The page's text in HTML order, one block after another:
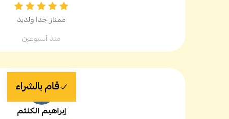
ممناز جدا ولذيذ
منذ أسبوعين
قام بالشراء
إبراهيم الكلثم